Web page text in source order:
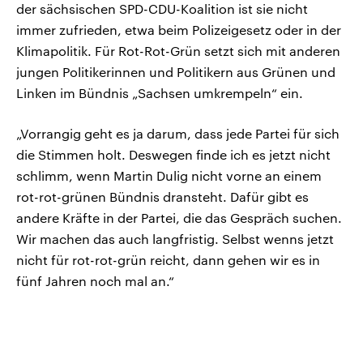
der sächsischen SPD-CDU-Koalition ist sie nicht
immer zufrieden, etwa beim Polizeigesetz oder in der
Klimapolitik. Für Rot-Rot-Grün setzt sich mit anderen
jungen Politikerinnen und Politikern aus Grünen und
Linken im Bündnis „Sachsen umkrempeln“ ein.
„Vorrangig geht es ja darum, dass jede Partei für sich
die Stimmen holt. Deswegen finde ich es jetzt nicht
schlimm, wenn Martin Dulig nicht vorne an einem
rot-rot-grünen Bündnis dransteht. Dafür gibt es
andere Kräfte in der Partei, die das Gespräch suchen.
Wir machen das auch langfristig. Selbst wenns jetzt
nicht für rot-rot-grün reicht, dann gehen wir es in
fünf Jahren noch mal an.“